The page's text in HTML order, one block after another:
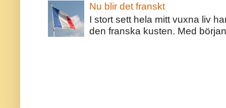
Nu blir det franskt
I stort sett hela mitt vuxna liv
den franska kusten. Med